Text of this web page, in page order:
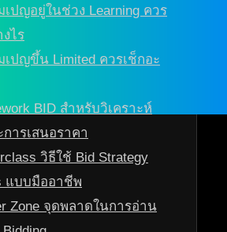
เปญอยู่ในช่วง Learning ควร
ไร
เปญขึ้น Limited ควรเช็กอะ
BID สำหรับวิเคราะห์
ารเสนอราคา
วิธีใช้ Bid Strategy
แบบมืออาชีพ
Zone จุดพลาดในการอ่าน